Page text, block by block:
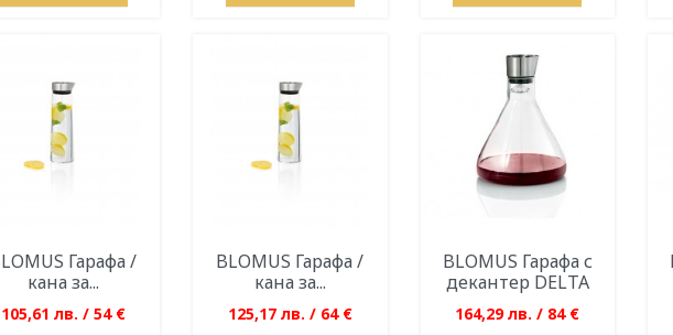
Гарафа /
кана за...
105,61 лв. / 54 €
BLOMUS Гарафа /
кана за...
125,17 лв. / 64 €
BLOMUS Гарафа с
декантер DELTA
164,29 лв. / 84 €